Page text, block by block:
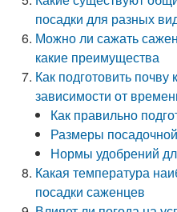
посадки для разных
Можно ли сажать
какие преимущества
Как подготовить
зависимости от
Как правильно
Размеры
Нормы удобрений
Какая температура
посадки саженцев